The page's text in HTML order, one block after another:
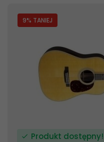
9% TANIEJ
Produkt dostępny!